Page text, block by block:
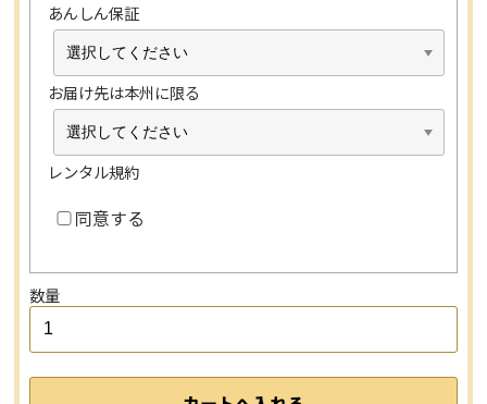
あんしん保証
お届け先は本州に限る
レンタル規約
同意する
数量